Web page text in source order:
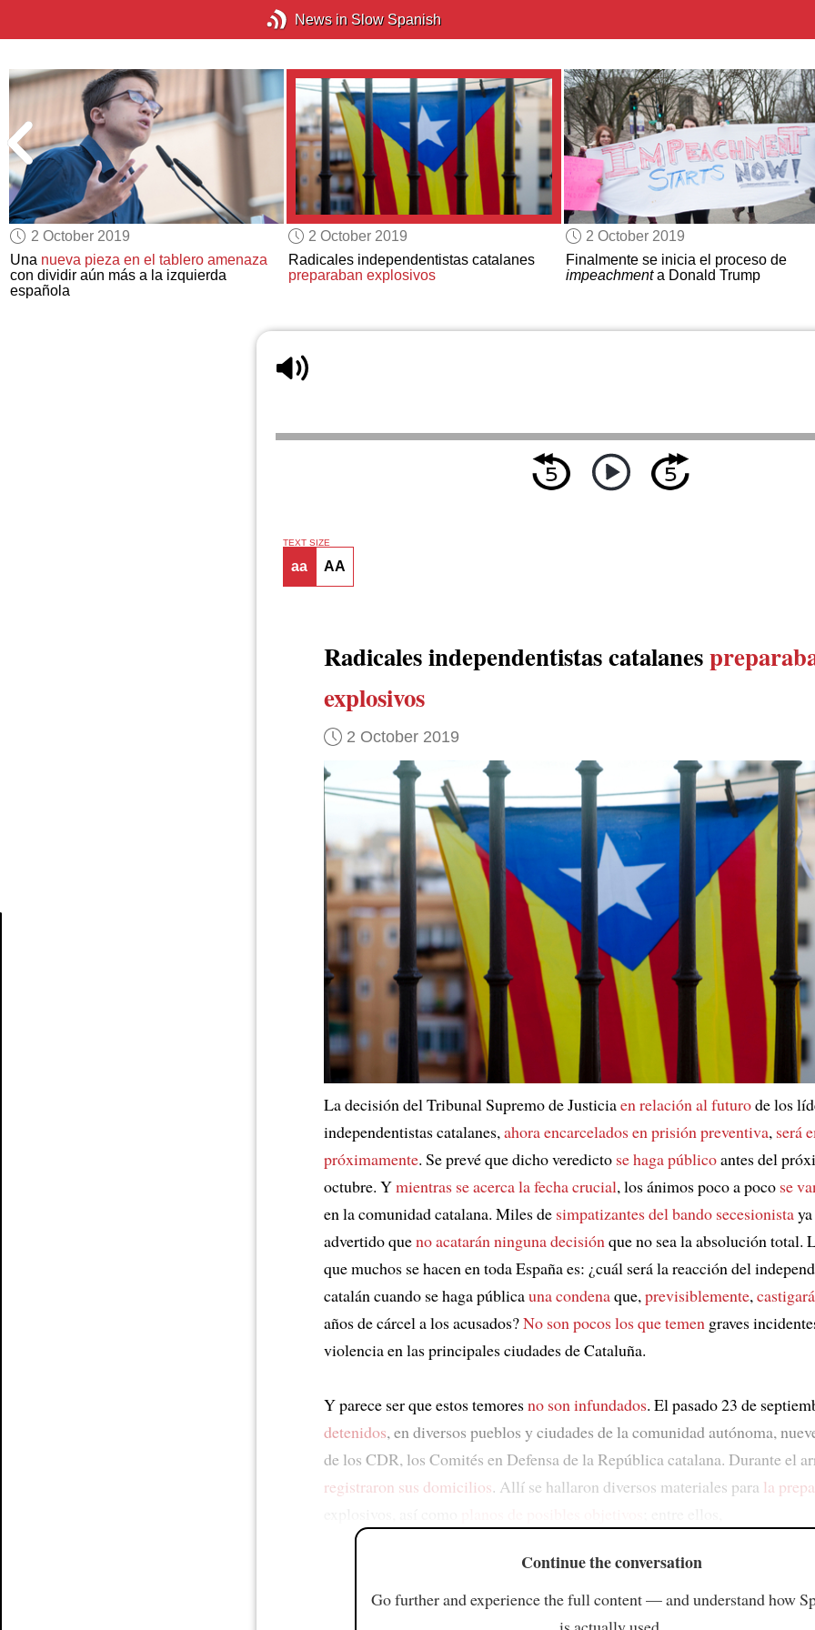
News in Slow Spanish
2 October 2019
Una nueva pieza en el tablero amenaza
con dividir aún más a la izquierda
española
2 October 2019
Radicales independentistas catalanes
preparaban explosivos
2 October 2019
Finalmente se inicia el proceso de
impeachmenta Donald Trump
TEXT SIZE
aa AA
Radicales independentistas catalanes
explosivos
2 October 2019
La decisión del Tribunal Supremo de Justiciaen relación al futurode los
independentistas catalanes, ahora encarcelados en prisión preventiva, será
próximamente. Se prevé que dicho veredicto se haga públicoantes del
octubre. Ymientras se acerca la fecha crucial, los ánimos poco a poco se
en la comunidad catalana. Miles de simpatizantes del bando secesionista
advertido queno acatarán ninguna decisión que no sea la absolución total.
que muchos se hacen en toda España es: ¿cuál será la reacción del
catalán cuando se haga públicauna condenaque, previsiblemente, castigará
años de cárcel a los acusados?No son pocos los que temen graves
violencia en las principales ciudades de Cataluña.
Y parece ser que estos temoresno son infundados. El pasado 23 de
detenidos, en diversos pueblos y ciudades de la comunidad autónoma,
de los CDR, los Comités en Defensa de la República catalana. Durante el
registraron sus domicilios. Allí se hallaron diversos materiales para la
Continue the conversation
Go further and experience the full content — and understand how